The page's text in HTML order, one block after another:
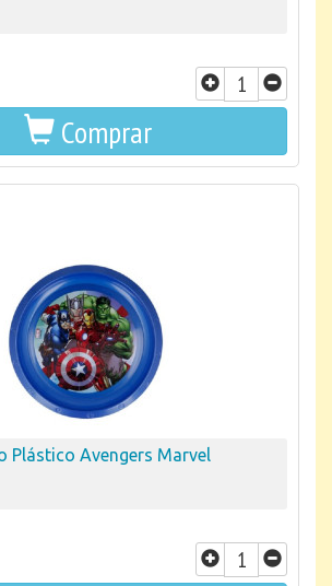
Comprar
Plástico Avengers Marvel